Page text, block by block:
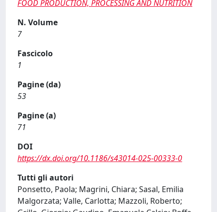
FOOD PRODUCTION, PROCESSING AND NUTRITION
N. Volume
7
Fascicolo
1
Pagine (da)
53
Pagine (a)
71
DOI
https://dx.doi.org/10.1186/s43014-025-00333-0
Tutti gli autori
Ponsetto, Paola; Magrini, Chiara; Sasal, Emilia
Malgorzata; Valle, Carlotta; Mazzoli, Roberto;